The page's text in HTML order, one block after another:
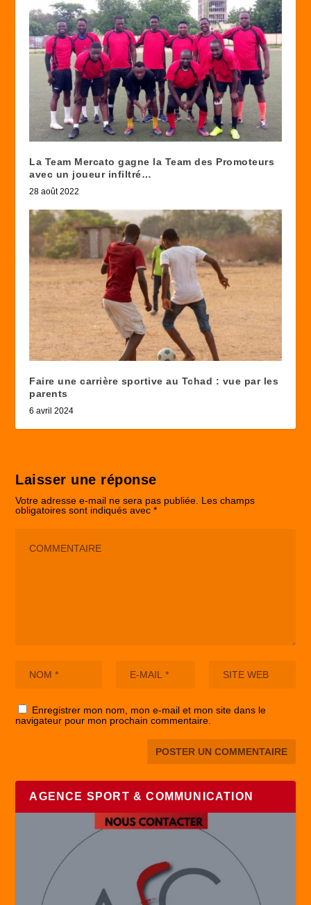
La Team Mercato gagne la Team des Promoteurs
avec un joueur infiltré…
28 août 2022
Faire une carrière sportive au Tchad : vue par les
parents
6 avril 2024
Laisser une réponse
Votre adresse e-mail ne sera pas publiée. Les champs
obligatoires sont indiqués avec*
Enregistrer mon nom, mon e-mail et mon site dans le
navigateur pour mon prochain commentaire.
AGENCE SPORT & COMMUNICATION